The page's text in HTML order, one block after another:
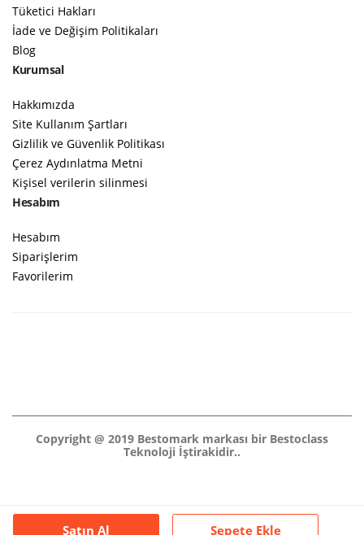
Satın Al Sepete Ekle
Tüketici Hakları
İade ve Değişim Politikaları
Blog
Kurumsal
Hakkımızda
Site Kullanım Şartları
Gizlilik ve Güvenlik Politikası
Çerez Aydınlatma Metni
Kişisel verilerin silinmesi
Hesabım
Hesabım
Siparişlerim
Favorilerim
Copyright @ 2019 Bestomark markası bir Bestoclass
Teknoloji İştirakidir..